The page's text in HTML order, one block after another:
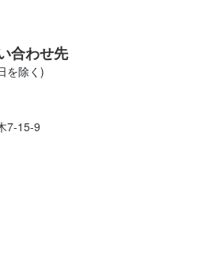
にお立ち寄り下さい。
ところ。会場入り口で配布される
い!)
合わせ先
を除く)
7-15-9